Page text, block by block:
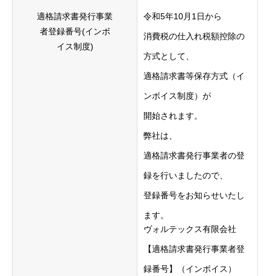
ヴォルテックスセミナー
ヴォルテックスセミナー
適格請求書発行事業
者登録番号(インボ
イス制度)
令和5年10月1日から
消費税の仕入れ税額控除の
方式として、
適格請求書等保存方式（イ
ンボイス制度）が
開始されます。
弊社は、
適格請求書発行事業者の登
録を行いましたので、
登録番号をお知らせいたし
ます。
ヴォルテックス有限会社
【適格請求書発行事業者登
録番号】（インボイス）